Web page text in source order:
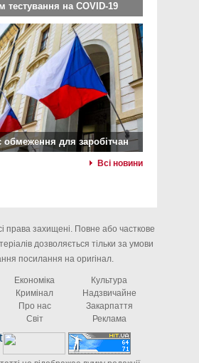
тестування на COVID-19
обмеження для заробітчан
Всі новини
права захищені. Повне або часткове
дозволяється тільки за умови
посилання на оригінал.
Економіка
Культура
Кримінал
Надзвичайне
Про нас
Закарпаття
Світ Реклама